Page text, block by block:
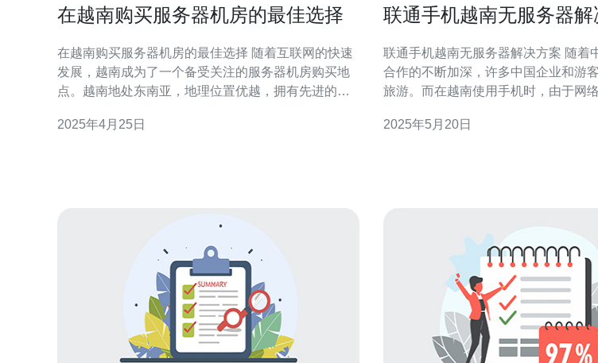
在越南购买服务器机房的最佳选择
在越南购买服务器机房的最佳选择 随着互联网的快速
发展，越南成为了一个备受关注的服务器机房购买地
点。越南地处东南亚，地理位置优越，拥有先进的通
择在越南购买服务器机房。 在选择越南的服务器机房
2025年4月25日
联通手机越南无服务器解
联通手机越南无服务器解决方案 随着中国与越南经济
合作的不断加深，许多中国企业和游
旅游。而在越南使用手机时，由于网
手机针对越南市场推出了无服务器解
2025年5月20日